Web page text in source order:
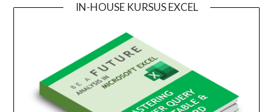
IN-HOUSE KURSUS EXCEL